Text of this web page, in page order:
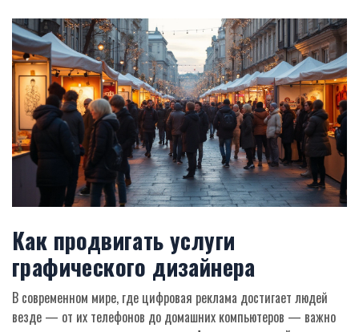
Как продвигать услуги
графического дизайнера
В современном мире, где цифровая реклама достигает людей
везде — от их телефонов до домашних компьютеров — важно